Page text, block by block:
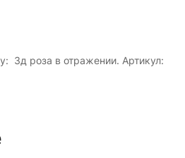
3д роза в отражении. Артикул: